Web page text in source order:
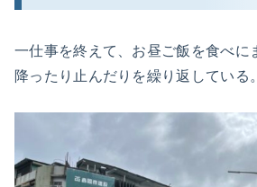
一仕事を終えて、お昼ご飯を食べに
降ったり止んだりを繰り返している。